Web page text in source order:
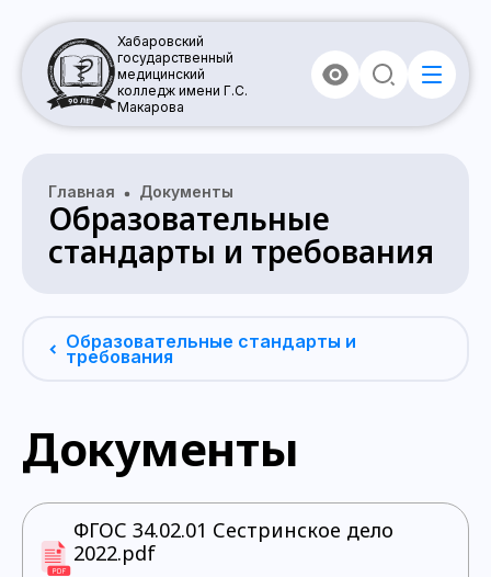
Хабаровский
государственный
медицинский
колледж имени Г.С.
Макарова
Главная Документы
Образовательные
стандарты и требования
Образовательные стандарты и
требования
Документы
ФГОС 34.02.01 Сестринское дело
2022.pdf